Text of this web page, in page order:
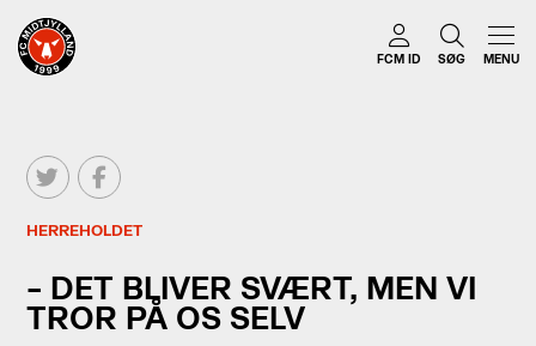
FCM ID SØG MENU
HERREHOLDET
– DET BLIVER SVÆRT, MEN VI
TROR PÅ OS SELV